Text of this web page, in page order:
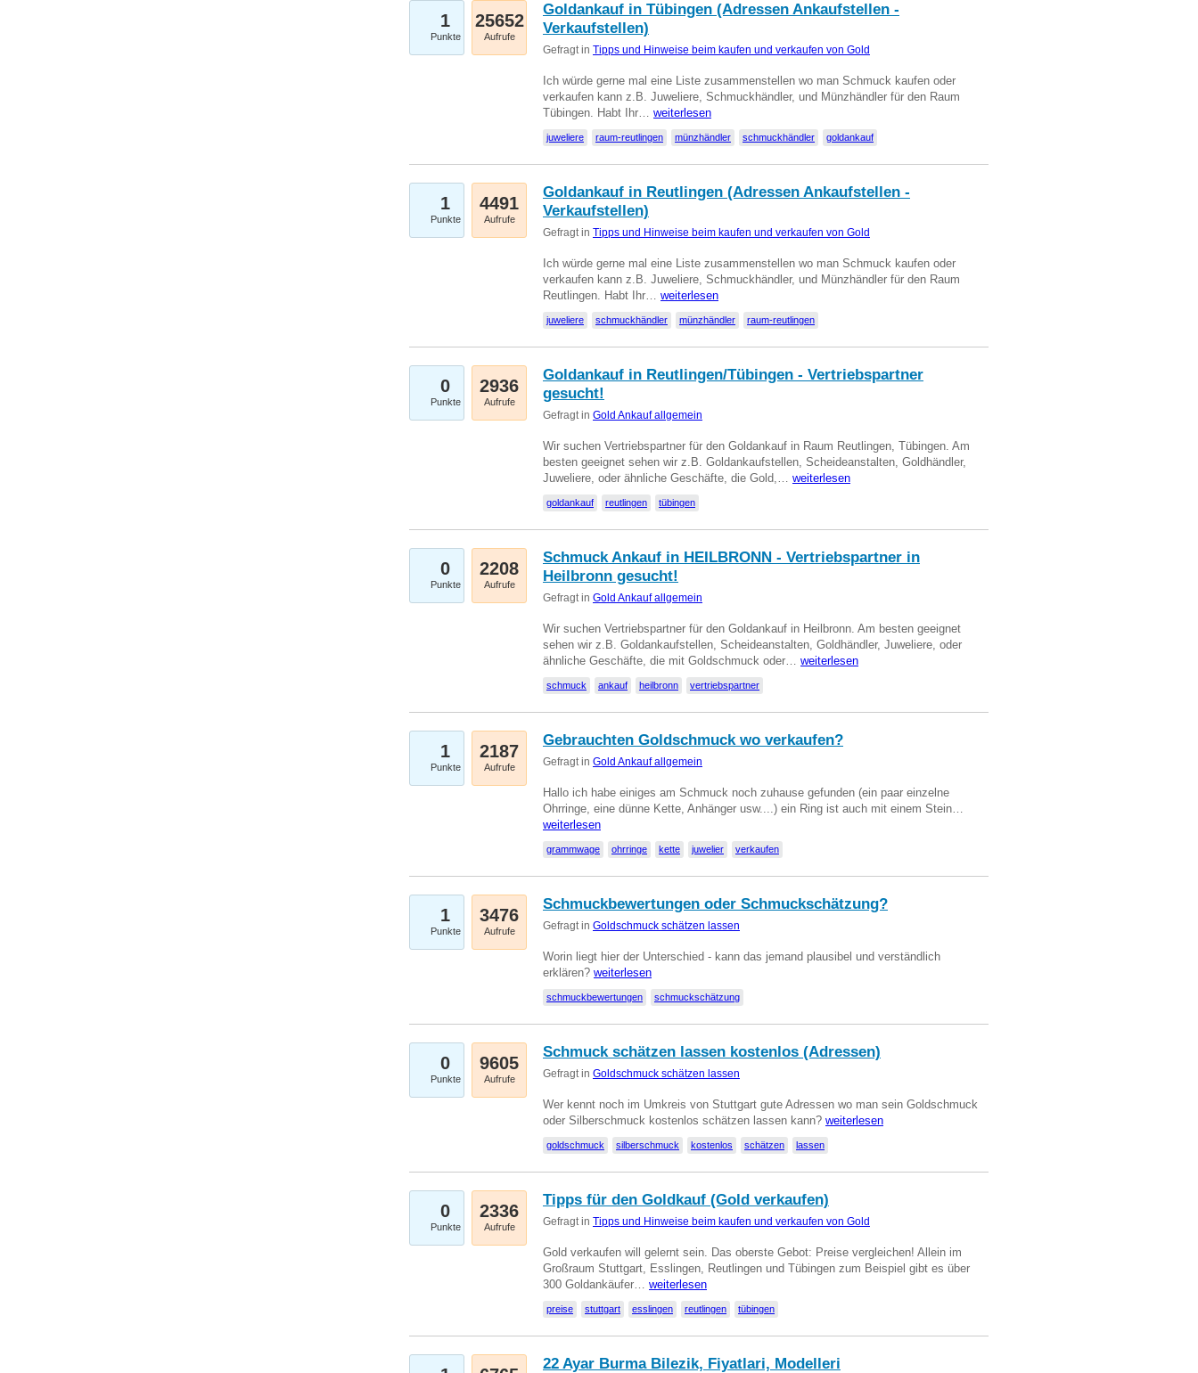
1
Punkte
25652
Aufrufe
Goldankauf in Tübingen (Adressen Ankaufstellen -
Verkaufstellen)
Gefragt in Tipps und Hinweise beim kaufen und verkaufen von Gold
Ich würde gerne mal eine Liste zusammenstellen wo man Schmuck kaufen oder
verkaufen kann z.B. Juweliere, Schmuckhändler, und Münzhändler für den Raum
Tübingen. Habt Ihr… weiterlesen
juweliere raum-reutlingen münzhändler schmuckhändler goldankauf
1
Punkte
4491
Aufrufe
Goldankauf in Reutlingen (Adressen Ankaufstellen -
Verkaufstellen)
Gefragt in Tipps und Hinweise beim kaufen und verkaufen von Gold
Ich würde gerne mal eine Liste zusammenstellen wo man Schmuck kaufen oder
verkaufen kann z.B. Juweliere, Schmuckhändler, und Münzhändler für den Raum
Reutlingen. Habt Ihr… weiterlesen
juweliere schmuckhändler münzhändler raum-reutlingen
0
Punkte
2936
Aufrufe
Goldankauf in Reutlingen/Tübingen - Vertriebspartner
gesucht!
Gefragt in Gold Ankauf allgemein
Wir suchen Vertriebspartner für den Goldankauf in Raum Reutlingen, Tübingen. Am
besten geeignet sehen wir z.B. Goldankaufstellen, Scheideanstalten, Goldhändler,
Juweliere, oder ähnliche Geschäfte, die Gold,… weiterlesen
goldankauf reutlingen tübingen
0
Punkte
2208
Aufrufe
Schmuck Ankauf in HEILBRONN - Vertriebspartner in
Heilbronn gesucht!
Gefragt in Gold Ankauf allgemein
Wir suchen Vertriebspartner für den Goldankauf in Heilbronn. Am besten geeignet
sehen wir z.B. Goldankaufstellen, Scheideanstalten, Goldhändler, Juweliere, oder
ähnliche Geschäfte, die mit Goldschmuck oder… weiterlesen
schmuck ankauf heilbronn vertriebspartner
1
Punkte
2187
Aufrufe
Gebrauchten Goldschmuck wo verkaufen?
Gefragt in Gold Ankauf allgemein
Hallo ich habe einiges am Schmuck noch zuhause gefunden (ein paar einzelne
Ohrringe, eine dünne Kette, Anhänger usw....) ein Ring ist auch mit einem Stein…
weiterlesen
grammwage ohrringe kette juwelier verkaufen
1
Punkte
3476
Aufrufe
Schmuckbewertungen oder Schmuckschätzung?
Gefragt in Goldschmuck schätzen lassen
Worin liegt hier der Unterschied - kann das jemand plausibel und verständlich
erklären? weiterlesen
schmuckbewertungen schmuckschätzung
0
Punkte
9605
Aufrufe
Schmuck schätzen lassen kostenlos (Adressen)
Gefragt in Goldschmuck schätzen lassen
Wer kennt noch im Umkreis von Stuttgart gute Adressen wo man sein Goldschmuck
oder Silberschmuck kostenlos schätzen lassen kann? weiterlesen
goldschmuck silberschmuck kostenlos schätzen lassen
0
Punkte
2336
Aufrufe
Tipps für den Goldkauf (Gold verkaufen)
Gefragt in Tipps und Hinweise beim kaufen und verkaufen von Gold
Gold verkaufen will gelernt sein. Das oberste Gebot: Preise vergleichen! Allein im
Großraum Stuttgart, Esslingen, Reutlingen und Tübingen zum Beispiel gibt es über
300 Goldankäufer… weiterlesen
preise stuttgart esslingen reutlingen tübingen
22 Ayar Burma Bilezik, Fiyatlari, Modelleri